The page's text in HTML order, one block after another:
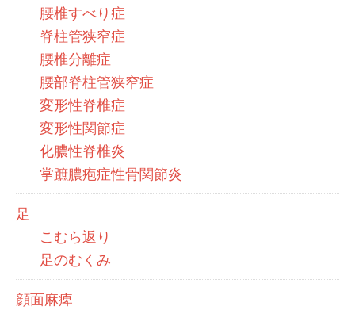
腰椎すべり症
脊柱管狭窄症
腰椎分離症
腰部脊柱管狭窄症
変形性脊椎症
変形性関節症
化膿性脊椎炎
掌蹠膿疱症性骨関節炎
足
こむら返り
足のむくみ
顔面麻痺